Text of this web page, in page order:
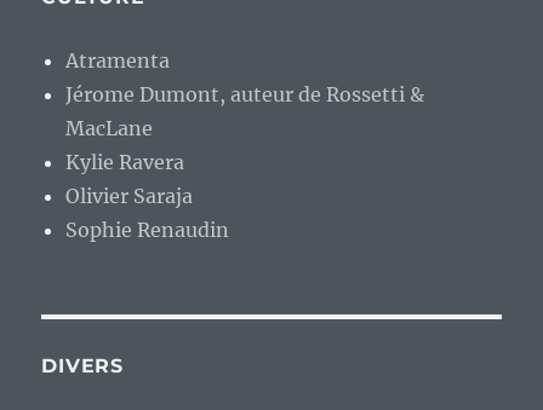
Atramenta
Jérome Dumont, auteur de Rossetti &
MacLane
Kylie Ravera
Olivier Saraja
Sophie Renaudin
DIVERS